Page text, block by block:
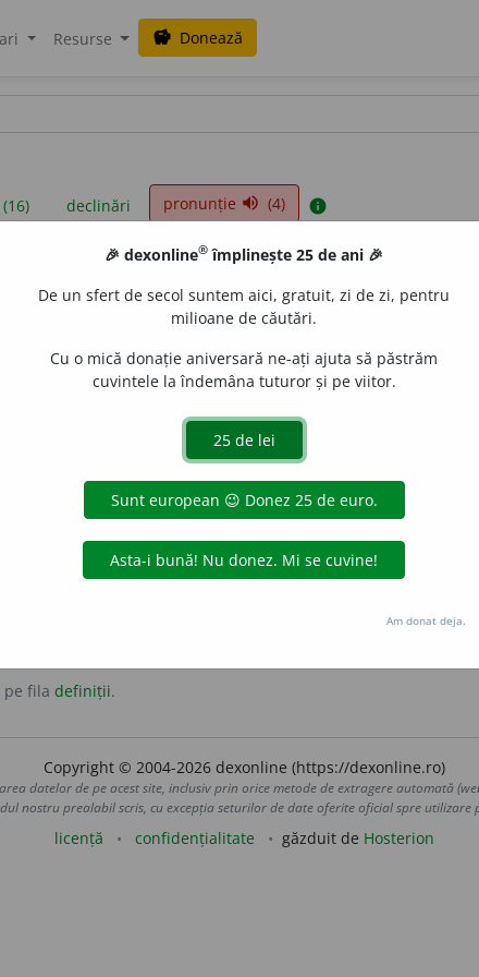
Resurse savings Donează
declinări pronunție volume_up (4) info
sunt compilate de echipa dexonline. Definițiile originale se
reordona filele pe pagina depreferințe.
surse
de rom sau alte băuturi alcoolice cu zahăr, lămâie,
pe fila definiții.
Copyright © 2004-2026 dexonline (https://dexonline.ro)
datelor de pe acest site, inclusiv prin orice metode de extragere automată
nostru prealabil scris, cu excepția seturilor de date oferite oficial spre utilizare
licență confidențialitate găzduit de Hosterion
🎉 dexonline® împlinește 25 de ani 🎉
De un sfert de secol suntem aici, gratuit, zi de zi, pentru
milioane de căutări.
Cu o mică donație aniversară ne-ați ajuta să păstrăm
cuvintele la îndemâna tuturor și pe viitor.
Am donat deja.